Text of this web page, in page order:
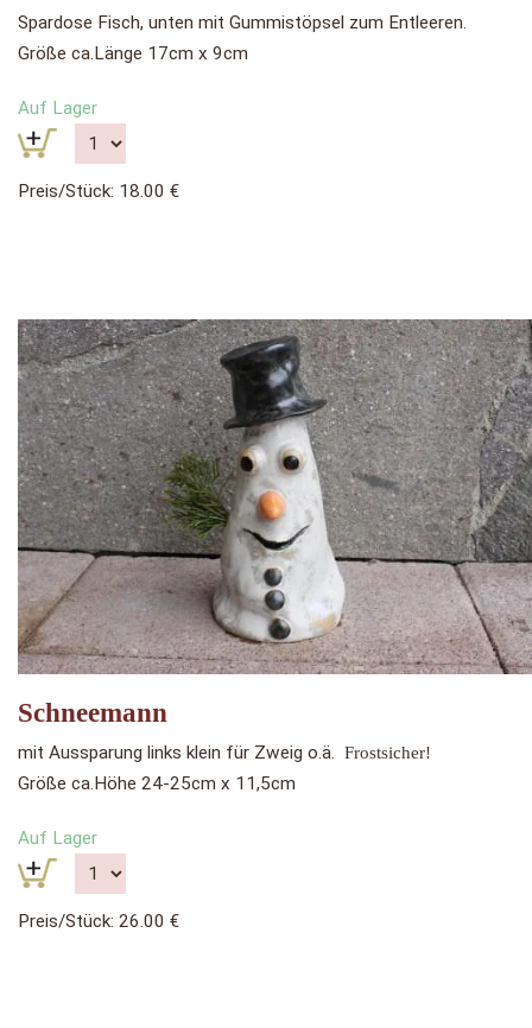
Spardose Fisch, unten mit Gummistöpsel zum Entleeren.
Größe ca.Länge 17cm x 9cm
Auf Lager
Preis/Stück: 18.00 €
Schneemann
mit Aussparung links klein für Zweig o.ä. Frostsicher!
Größe ca.Höhe 24-25cm x 11,5cm
Auf Lager
Preis/Stück: 26.00 €